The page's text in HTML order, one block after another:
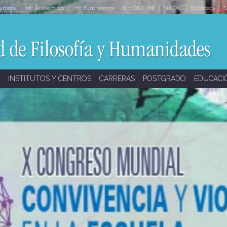
Info Académicos Info Funcionarios SIVEDUC MD SIACAD Biblioteca
INSTITUTOS Y CENTROS CARRERAS POSTGRADO